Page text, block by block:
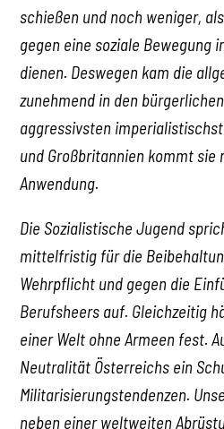
schießen und noch weniger,
gegen eine soziale Bewegung
dienen. Deswegen kam die
zunehmend in den
aggressivsten
und Großbritannien kommt sie
Anwendung.
Die Sozialistische Jugend
mittelfristig für die
Wehrpflicht und gegen die
Berufsheers auf. Gleichzeitig
einer Welt ohne Armeen fest.
Neutralität Österreichs ein
Militarisierungstendenzen.
neben einer weltweiten